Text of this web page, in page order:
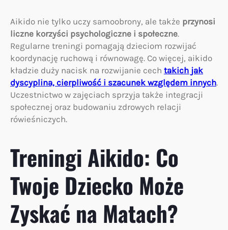
Aikido nie tylko uczy samoobrony, ale także przynosi
liczne korzyści psychologiczne i społeczne.
Regularne treningi pomagają dzieciom rozwijać
koordynację ruchową i równowagę. Co więcej, aikido
kładzie duży nacisk na rozwijanie cech takich jak
dyscyplina, cierpliwość i szacunek względem innych.
Uczestnictwo w zajęciach sprzyja także integracji
społecznej oraz budowaniu zdrowych relacji
rówieśniczych.
Treningi Aikido: Co
Twoje Dziecko Może
Zyskać na Matach?